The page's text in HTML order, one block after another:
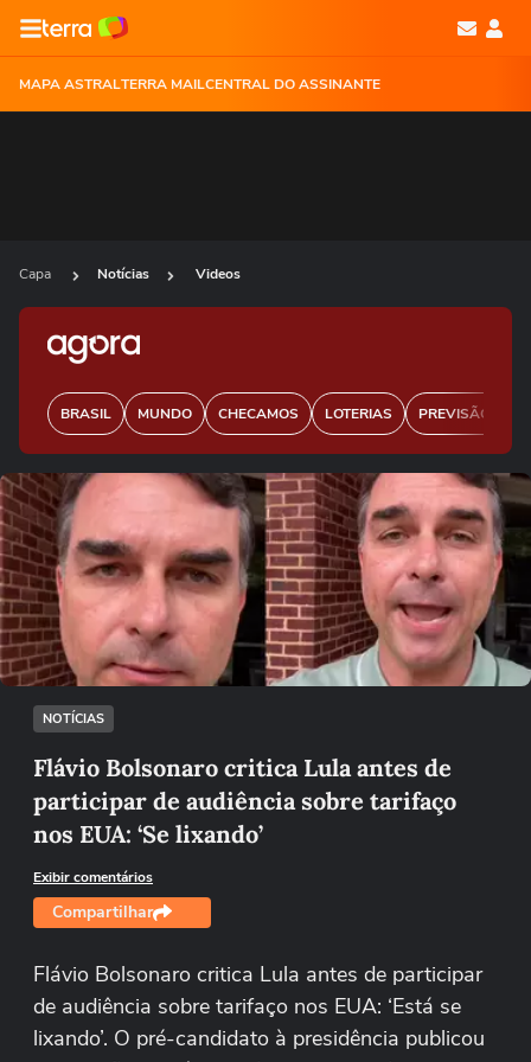
MAPA ASTRALTERRA MAILCENTRAL DO ASSINANTE
Capa Notícias Videos
BRASIL MUNDO CHECAMOS LOTERIAS PREVISÃO DO
Ops!
Não foi possível reproduzir o vídeo
Tentar novamente
NOTÍCIAS
Flávio Bolsonaro critica Lula antes de
participar de audiência sobre tarifaço
nos EUA: ‘Se lixando’
Exibir comentários
Compartilhar
Flávio Bolsonaro critica Lula antes de participar
de audiência sobre tarifaço nos EUA: ‘Está se
lixando’. O pré-candidato à presidência publicou